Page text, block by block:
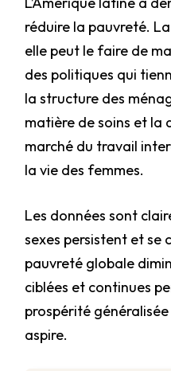
réduire la pauvreté.
elle peut le faire de
des politiques qui
la structure des
matière de soins et la
marché du travail
la vie des femmes.
Les données sont
sexes persistent et se
pauvreté globale
ciblées et continues
prospérité
aspire.